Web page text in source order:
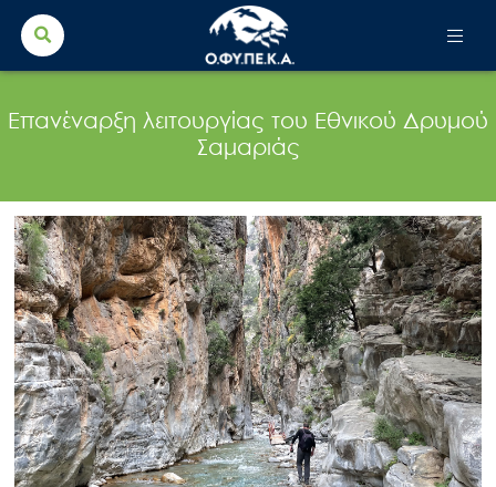
Search
for:
Επανέναρξη λειτουργίας του Εθνικού Δρυμού
Σαμαριάς